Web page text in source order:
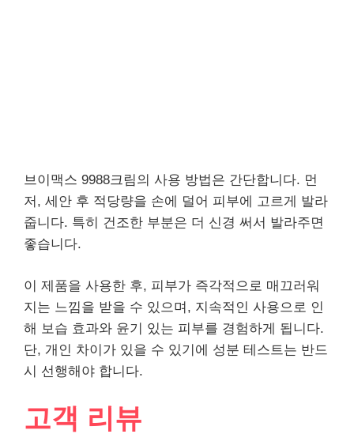
브이맥스 9988크림의 사용 방법은 간단합니다. 먼
저, 세안 후 적당량을 손에 덜어 피부에 고르게 발라
줍니다. 특히 건조한 부분은 더 신경 써서 발라주면
좋습니다.
이 제품을 사용한 후, 피부가 즉각적으로 매끄러워
지는 느낌을 받을 수 있으며, 지속적인 사용으로 인
해 보습 효과와 윤기 있는 피부를 경험하게 됩니다.
단, 개인 차이가 있을 수 있기에 성분 테스트는 반드
시 선행해야 합니다.
고객 리뷰